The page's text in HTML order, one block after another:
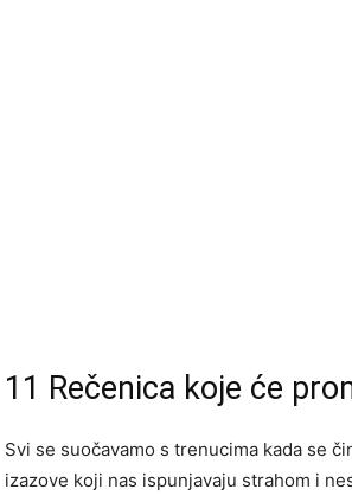
11 Rečenica koje će
Svi se suočavamo s trenucima kada se
izazove koji nas ispunjavaju strahom i